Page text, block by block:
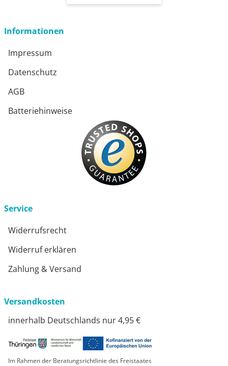
öffnet in neuem Fenster
Informationen
Impressum
Datenschutz
AGB
Batteriehinweise
Service
Widerrufsrecht
Widerruf erklären
Zahlung & Versand
Versandkosten
innerhalb Deutschlands nur 4,95 €
Im Rahmen der Beratungsrichtlinie des Freistaates